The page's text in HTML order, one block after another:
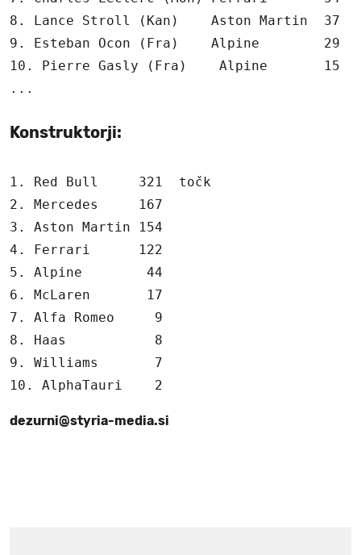
8. Lance Stroll (Kan)    Aston Martin  37
9. Esteban Ocon (Fra)    Alpine        29
10. Pierre Gasly (Fra)    Alpine       15
Konstruktorji:
1. Red Bull     321  točk
2. Mercedes     167
3. Aston Martin 154
4. Ferrari      122
5. Alpine        44
6. McLaren       17
7. Alfa Romeo     9
8. Haas           8
9. Williams       7
10. AlphaTauri    2
dezurni@styria-media.si